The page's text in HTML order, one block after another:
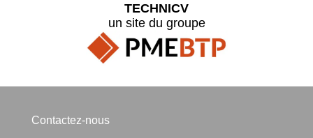
TECHNICV
un site du groupe
Contactez-nous